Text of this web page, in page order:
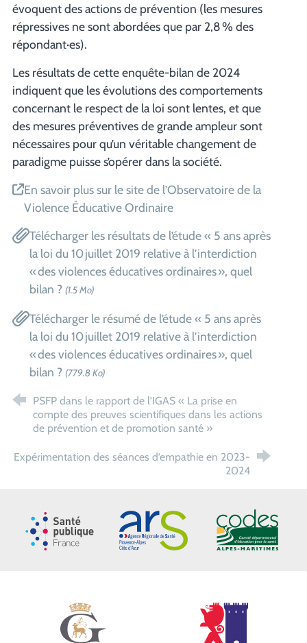
évoquent des actions de prévention (les mesures
répressives ne sont abordées que par 2,8 % des
répondant·es).
Les résultats de cette enquête-bilan de 2024
indiquent que les évolutions des comportements
concernant le respect de la loi sont lentes, et que
des mesures préventives de grande ampleur sont
nécessaires pour qu’un véritable changement de
paradigme puisse s’opérer dans la société.
En savoir plus sur le site de l’Observatoire de la
Violence Éducative Ordinaire
Télécharger les résultats de l’étude « 5 ans après
la loi du 10 juillet 2019 relative à l’interdiction
« des violences éducatives ordinaires », quel
bilan ? (1.5 Mo)
Télécharger le résumé de l’étude « 5 ans après
la loi du 10 juillet 2019 relative à l’interdiction
« des violences éducatives ordinaires », quel
bilan ? (779.8 Ko)
PSFP dans le rapport de l’IGAS « La prise en
compte des preuves scientifiques dans les actions
de prévention et de promotion santé »
Expérimentation des séances d’empathie en 2023-
2024
Santé publique FranceARS Paca CoDES 06
Ville de Grasse Ville de